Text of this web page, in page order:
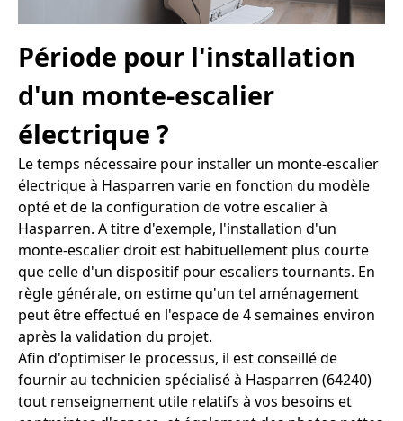
Période pour l'installation
d'un monte-escalier
électrique ?
Le temps nécessaire pour installer un monte-escalier
électrique à Hasparren varie en fonction du modèle
opté et de la configuration de votre escalier à
Hasparren. A titre d'exemple, l'installation d'un
monte-escalier droit est habituellement plus courte
que celle d'un dispositif pour escaliers tournants. En
règle générale, on estime qu'un tel aménagement
peut être effectué en l'espace de 4 semaines environ
après la validation du projet.
Afin d'optimiser le processus, il est conseillé de
fournir au technicien spécialisé à Hasparren (64240)
tout renseignement utile relatifs à vos besoins et